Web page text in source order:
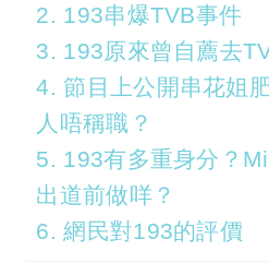
2. 193串爆TVB事件
3. 193原來曾自薦去
4. 節目上公開串花姐
人唔稱職？
5. 193有多重身分？
出道前做咩？
6. 網民對193的評價